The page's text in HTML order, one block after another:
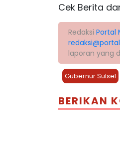
Cek Berita
Redaksi Portal
laporan yang
Gubernur Sulsel
BERIKAN